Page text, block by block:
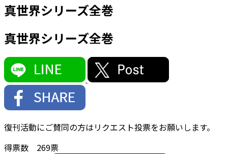
真世界シリーズ全巻
真世界シリーズ全巻
復刊活動にご賛同の方はリクエスト投票をお願いします。
得票数 269票